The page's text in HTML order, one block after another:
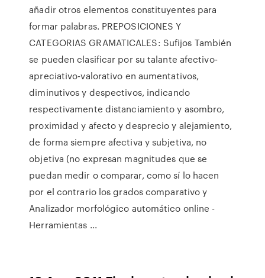
añadir otros elementos constituyentes para
formar palabras. PREPOSICIONES Y
CATEGORIAS GRAMATICALES: Sufijos También
se pueden clasificar por su talante afectivo-
apreciativo-valorativo en aumentativos,
diminutivos y despectivos, indicando
respectivamente distanciamiento y asombro,
proximidad y afecto y desprecio y alejamiento,
de forma siempre afectiva y subjetiva, no
objetiva (no expresan magnitudes que se
puedan medir o comparar, como sí lo hacen
por el contrario los grados comparativo y
Analizador morfológico automático online -
Herramientas ...